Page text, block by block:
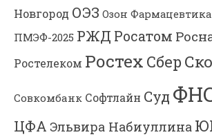
Новгород ОЭЗ Озон Фармацевтика
ПМЭФ-2025 РЖД Росатом
Ростелеком Ростех Сбер
Совкомбанк Софтлайн Суд
ЦФА Эльвира Набиуллина